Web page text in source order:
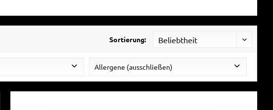
Sortierung:
Allergene (ausschließen)
Hühnerei